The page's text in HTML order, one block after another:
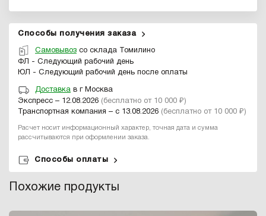
Способы получения заказа
Самовывоз со склада Томилино
ФЛ - Следующий рабочий день
ЮЛ - Следующий рабочий день после оплаты
Доставка в г Москва
Экспресс – 12.08.2026 (бесплатно от 10 000 ₽)
Транспортная компания – с 13.08.2026 (бесплатно от 10 000 ₽)
Расчет носит информационный характер, точная дата и сумма
рассчитываются при оформлении заказа.
Способы оплаты
Похожие продукты